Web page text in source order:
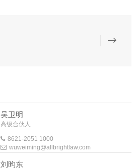
吴卫明
高级合伙人
8621-2051 1000
wuweiming@allbrightlaw.com
刘昀东